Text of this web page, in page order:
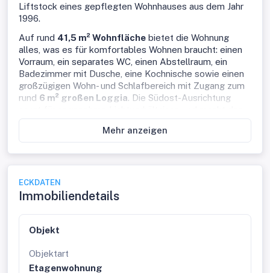
Liftstock eines gepflegten Wohnhauses aus dem Jahr
1996.
Auf rund 41,5 m² Wohnfläche bietet die Wohnung
alles, was es für komfortables Wohnen braucht: einen
Vorraum, ein separates WC, einen Abstellraum, ein
Badezimmer mit Dusche, eine Kochnische sowie einen
großzügigen Wohn- und Schlafbereich mit Zugang zum
rund 6 m² großen Loggia. Die Südost-Ausrichtung
Außenbereich zu einem schönen Platz für den
Morgenkaffee oder entspannte Stunden im Freien.
Der Wohnraum ist mit Parkett ausgestattet, Küche, Bad
und WC sind verfliest. Außenrollläden bei sämtlichen
Fenstern, eine Gasetagenheizung und der vorhandene
Lift unterstreichen den praktischen Wohnkomfort.
Durch den kompakten Grundriss eignet sich die
Wohnung ideal für Singles, Berufspendler oder
Personen, die eine gepflegte Mietwohnung in Mödling
suchen.
Die Wohnung befindet sich in angenehmer Wohnlage in
Mödling. Die Umgebung bietet eine gute
Mehr anzeigen
ECKDATEN
Immobiliendetails
Objekt
Objektart
Etagenwohnung